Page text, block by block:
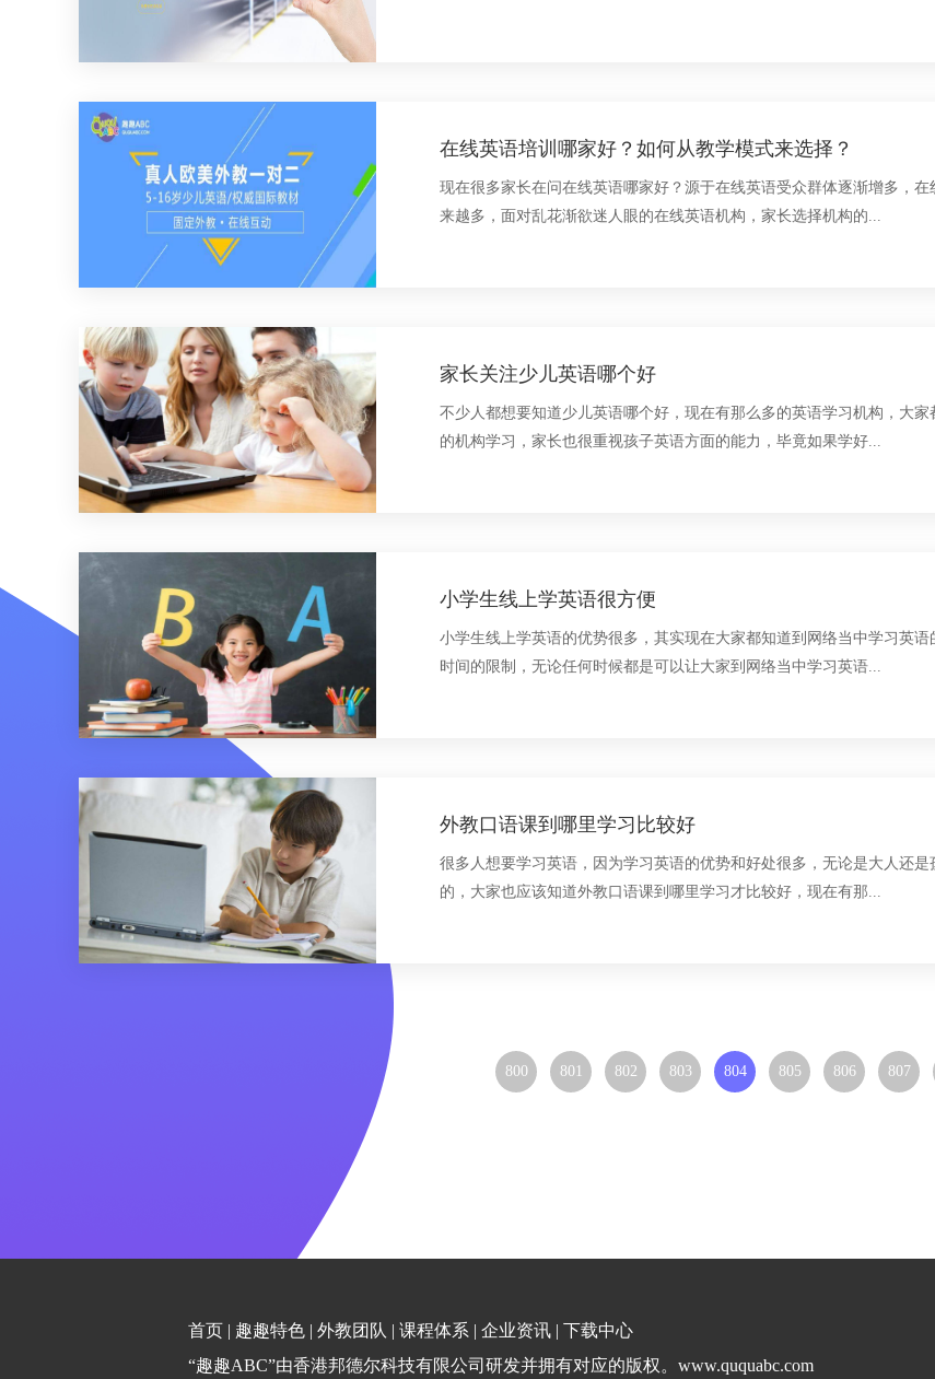
在线英语培训哪家好？如何从教学模式来选择？
现在很多家长在问在线英语哪家好？源于在线英语受众群体逐渐增多，在
来越多，面对乱花渐欲迷人眼的在线英语机构，家长选择机构的...
家长关注少儿英语哪个好
不少人都想要知道少儿英语哪个好，现在有那么多的英语学习机构，大
的机构学习，家长也很重视孩子英语方面的能力，毕竟如果学好...
小学生线上学英语很方便
小学生线上学英语的优势很多，其实现在大家都知道到网络当中学习英语
时间的限制，无论任何时候都是可以让大家到网络当中学习英语...
外教口语课到哪里学习比较好
很多人想要学习英语，因为学习英语的优势和好处很多，无论是大人还
的，大家也应该知道外教口语课到哪里学习才比较好，现在有那...
800 801 802 803 804 805 806 807
首页 | 趣趣特色 | 外教团队 | 课程体系 | 企业资讯 | 下载中心
“趣趣ABC”由香港邦德尔科技有限公司研发并拥有对应的版权。www.ququabc.com